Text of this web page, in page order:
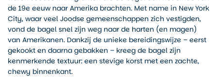
de 19e eeuw naar Amerika brachten. Met name in New York
City, waar veel Joodse gemeenschappen zich vestigden,
vond de bagel snel zijn weg naar de harten (en magen)
van Amerikanen. Dankzij de unieke bereidingswijze – eerst
gekookt en daarna gebakken – kreeg de bagel zijn
kenmerkende textuur: een stevige korst met een zachte,
chewy binnenkant.